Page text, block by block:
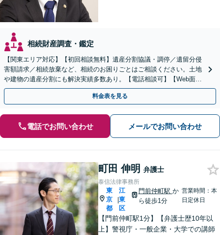
相続財産調査・鑑定
【関東エリア対応】【初回相談無料】遺産分割協議・調停／遺留分侵
害額請求／相続放棄など、相続のお困りごとはご相談ください。土地
や建物の遺産分割にも解決実績多数あり。【電話相談可】【Web面談
可】遺言書作成や財産の整理など生前対策もサポート
料金表を見る
電話でお問い合わせ メールでお問い合わせ
町田 伸明 弁護士
泰信法律事務所
東
京
都
|
江
東
区
門前仲町駅 か
ら徒歩1分
営業時間：本
日定休日
【門前仲町駅1分】【弁護士歴10年以
上】警視庁・一般企業・大学での講師